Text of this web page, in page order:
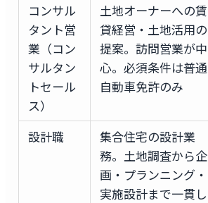
コンサル
タント営
業（コン
サルタン
トセール
ス）
土地オーナーへの賃
貸経営・土地活用の
提案。訪問営業が中
心。必須条件は普通
自動車免許のみ
設計職
集合住宅の設計業
務。土地調査から企
画・プランニング・
実施設計まで一貫し